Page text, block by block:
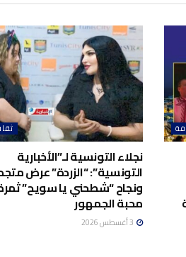
نجلاء التونسية لـ”الأخبارية
التونسية”: “الزردة” عرض
ونجاح “شطحني يا سويح”
محبة الجمهور